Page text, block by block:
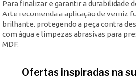
Para finalizar e garantir a durabilidade
Arte recomenda a aplicação de verniz
brilhante, protegendo a peça contra
com água e limpezas abrasivas para
MDF.
Ofertas inspiradas na